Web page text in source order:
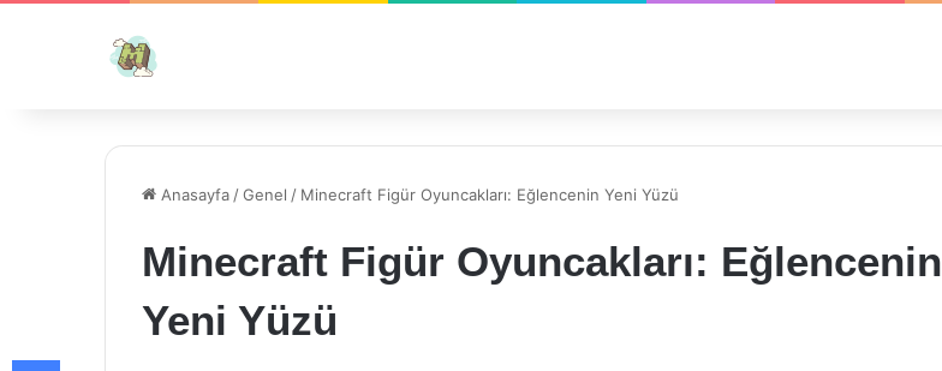
Anasayfa /Genel / Minecraft Figür Oyuncakları: Eğlencenin Yeni Yüzü
Minecraft Figür Oyuncakları: Eğlencenin
Yeni Yüzü
Facebook